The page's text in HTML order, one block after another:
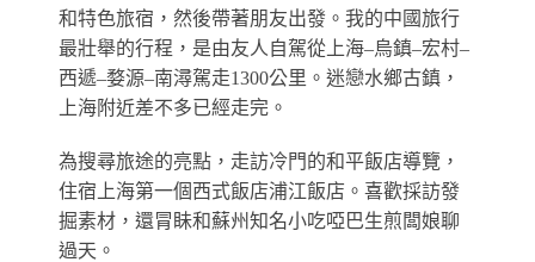
和特色旅宿，然後帶著朋友出發。我的中國旅行
最壯舉的行程，是由友人自駕從上海–烏鎮–宏村–
西遞–婺源–南潯駕走1300公里。迷戀水鄉古鎮，
上海附近差不多已經走完。
為搜尋旅途的亮點，走訪冷門的和平飯店導覽，
住宿上海第一個西式飯店浦江飯店。喜歡採訪發
掘素材，還冐眛和蘇州知名小吃啞巴生煎闆娘聊
過天。